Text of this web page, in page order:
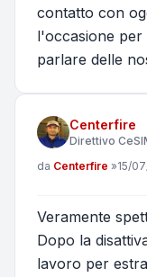
contatto con
l'occasione per
parlare delle
Centerfire
Direttivo
Messaggio
da Centerfire »15/
Veramente
Dopo la
lavoro per